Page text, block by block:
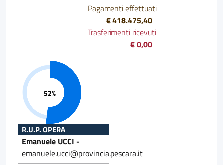
Pagamenti effettuati
€ 418.475,40
Trasferimenti ricevuti
€ 0,00
Progresso 52%
R.U.P. OPERA
Emanuele UCCI -
emanuele.ucci@provincia.pescara.it